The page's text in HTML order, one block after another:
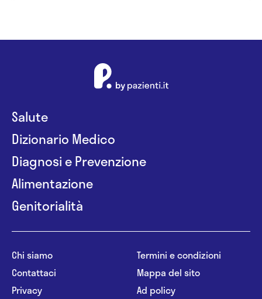
Salute
Dizionario Medico
Diagnosi e Prevenzione
Alimentazione
Genitorialità
Chi siamo
Contattaci
Privacy
Termini e condizioni
Mappa del sito
Ad policy